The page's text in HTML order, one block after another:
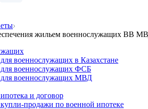
жильем военнослужащих ВВ
военнослужащих в Казахстане
военнослужащих ФСБ
военнослужащих МВД
и договор
продажи по военной ипотеке